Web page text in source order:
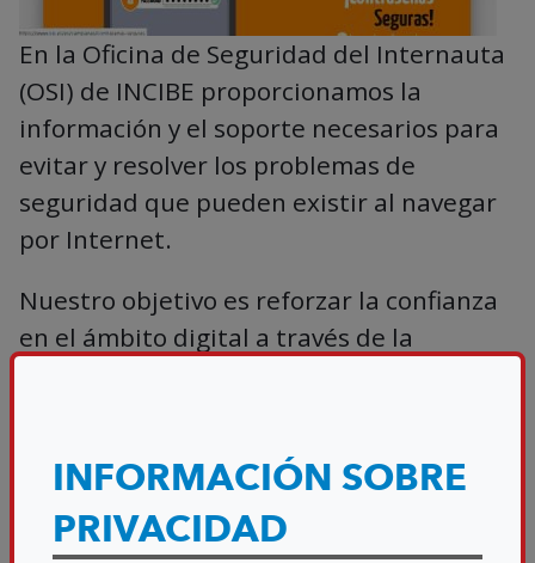
INFORMACIÓN SOBRE
PRIVACIDAD
En la Oficina de Seguridad del Internauta
(OSI) de INCIBE proporcionamos la
información y el soporte necesarios para
evitar y resolver los problemas de
seguridad que pueden existir al navegar
por Internet.
Nuestro objetivo es reforzar la confianza
en el ámbito digital a través de la
Ayudar a los usuarios a llevar a cabo un
cambio positivo de comportamiento en
relación con la adopción de buenos